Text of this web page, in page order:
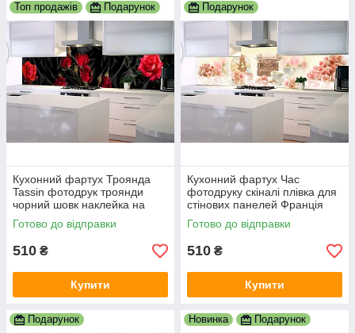
Топ продажів Подарунок
Кухонний фартух Троянда
Tassin фотодрук троянди
чорний шовк наклейка на
стінову панель кухні
600х2000 мм
Готово до відправки
510 ₴
Купити
Подарунок
Кухонний фартух Час
фотодруку скіналі плівка для
стінових панелей Франція
Ейфелева вежа троянди
600х2000 мм
Готово до відправки
510 ₴
Купити
Подарунок Новинка Подарунок